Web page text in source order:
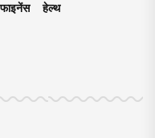
फाइनेंस हेल्थ